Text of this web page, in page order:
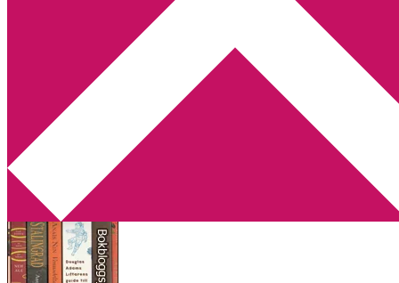
Utskriftscentralen
Min tv-blogg
You are here:Home Bokbloggsjerka
Bokbloggsjerka – 10 – 13
Bokbloggsjerka – 10 – 13 maj
2013-05-10 by